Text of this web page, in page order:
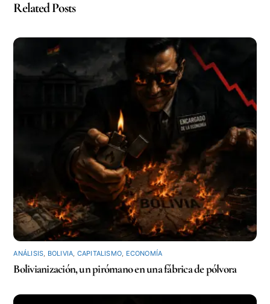
Related Posts
ANÁLISIS BOLIVIA CAPITALISMO ECONOMÍA
Bolivianización, un pirómano en una fábrica de pólvora